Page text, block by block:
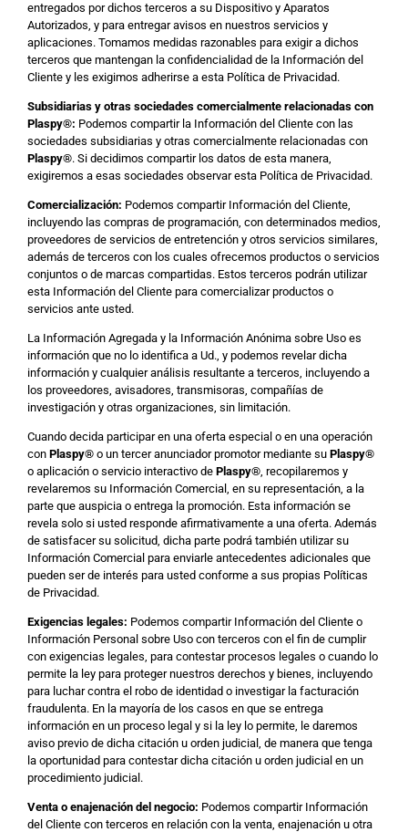
entregados por dichos terceros a su Dispositivo y Aparatos
Autorizados, y para entregar avisos en nuestros servicios y
aplicaciones. Tomamos medidas razonables para exigir a dichos
terceros que mantengan la confidencialidad de la Información del
Cliente y les exigimos adherirse a esta Política de Privacidad.
Subsidiarias y otras sociedades comercialmente relacionadas con
Plaspy®: Podemos compartir la Información del Cliente con las
sociedades subsidiarias y otras comercialmente relacionadas con
Plaspy®. Si decidimos compartir los datos de esta manera,
exigiremos a esas sociedades observar esta Política de Privacidad.
Comercialización: Podemos compartir Información del Cliente,
incluyendo las compras de programación, con determinados medios,
proveedores de servicios de entretención y otros servicios similares,
además de terceros con los cuales ofrecemos productos o servicios
conjuntos o de marcas compartidas. Estos terceros podrán utilizar
esta Información del Cliente para comercializar productos o
servicios ante usted.
La Información Agregada y la Información Anónima sobre Uso es
información que no lo identifica a Ud., y podemos revelar dicha
información y cualquier análisis resultante a terceros, incluyendo a
los proveedores, avisadores, transmisoras, compañías de
investigación y otras organizaciones, sin limitación.
Cuando decida participar en una oferta especial o en una operación
con Plaspy® o un tercer anunciador promotor mediante su Plaspy®
o aplicación o servicio interactivo de Plaspy®, recopilaremos y
revelaremos su Información Comercial, en su representación, a la
parte que auspicia o entrega la promoción. Esta información se
revela solo si usted responde afirmativamente a una oferta. Además
de satisfacer su solicitud, dicha parte podrá también utilizar su
Información Comercial para enviarle antecedentes adicionales que
pueden ser de interés para usted conforme a sus propias Políticas
de Privacidad.
Exigencias legales: Podemos compartir Información del Cliente o
Información Personal sobre Uso con terceros con el fin de cumplir
con exigencias legales, para contestar procesos legales o cuando lo
permite la ley para proteger nuestros derechos y bienes, incluyendo
para luchar contra el robo de identidad o investigar la facturación
fraudulenta. En la mayoría de los casos en que se entrega
información en un proceso legal y si la ley lo permite, le daremos
aviso previo de dicha citación u orden judicial, de manera que tenga
la oportunidad para contestar dicha citación u orden judicial en un
procedimiento judicial.
Venta o enajenación del negocio: Podemos compartir Información
del Cliente con terceros en relación con la venta, enajenación u otra